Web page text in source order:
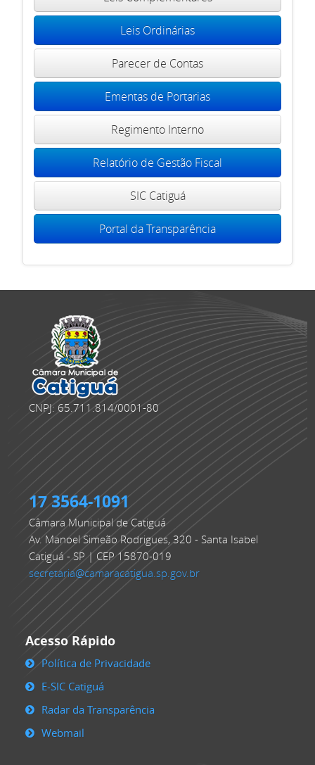
Leis Ordinárias
Parecer de Contas
Ementas de Portarias
Regimento Interno
Relatório de Gestão Fiscal
SIC Catiguá
Portal da Transparência
CNPJ: 65.711.814/0001-80
17 3564-1091
Câmara Municipal de Catiguá
Av. Manoel Simeão Rodrigues, 320 - Santa Isabel
Catiguá - SP | CEP 15870-019
secretaria@camaracatigua.sp.gov.br
Acesso Rápido
Política de Privacidade
E-SIC Catiguá
Radar da Transparência
Webmail